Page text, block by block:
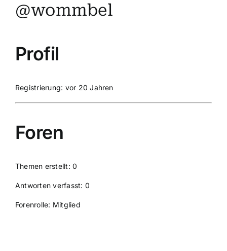
@wommbel
Profil
Registrierung: vor 20 Jahren
Foren
Themen erstellt: 0
Antworten verfasst: 0
Forenrolle: Mitglied